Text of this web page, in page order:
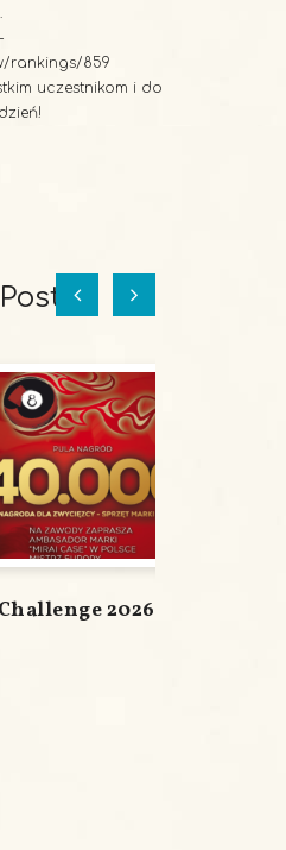
rankings/859
uczestnikom i do
2026